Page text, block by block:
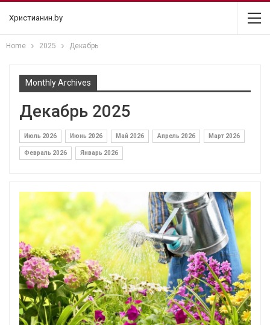
Христианин.by
Home 2025 Декабрь
Monthly Archives
Декабрь 2025
Июль 2026 Июнь 2026 Май 2026 Апрель 2026 Март 2026
Февраль 2026 Январь 2026